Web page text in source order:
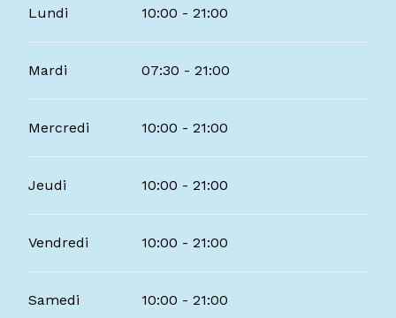
Lundi 10:00 - 21:00
Mardi 07:30 - 21:00
Mercredi 10:00 - 21:00
Jeudi 10:00 - 21:00
Vendredi 10:00 - 21:00
Samedi 10:00 - 21:00